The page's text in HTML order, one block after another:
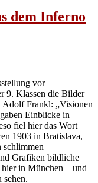
dem Inferno
vor
9. Klassen die Bilder
Adolf Frankl: „Visionen
Einblicke in
fiel hier das Wort
1903 in Bratislava,
schlimmen
Grafiken bildliche
in München – und
sehen.